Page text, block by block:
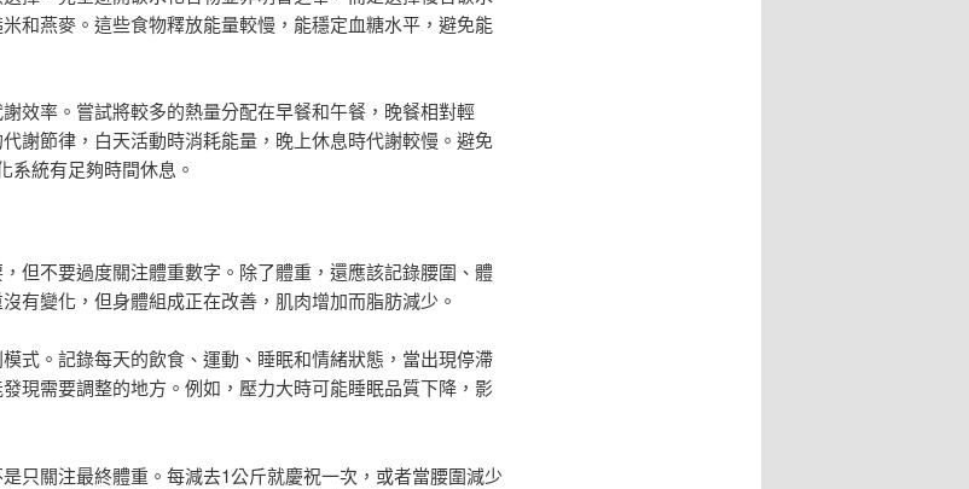
和燕麥。這些食物釋放能量較慢，能穩定血糖水平，避免能
效率。嘗試將較多的熱量分配在早餐和午餐，晚餐相對輕
謝節律，白天活動時消耗能量，晚上休息時代謝較慢。避免
系統有足夠時間休息。
但不要過度關注體重數字。除了體重，還應該記錄腰圍、體
有變化，但身體組成正在改善，肌肉增加而脂肪減少。
式。記錄每天的飲食、運動、睡眠和情緒狀態，當出現停滯
現需要調整的地方。例如，壓力大時可能睡眠品質下降，影
只關注最終體重。每減去1公斤就慶祝一次，或者當腰圍減少